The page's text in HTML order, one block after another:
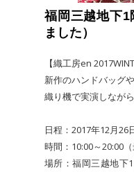
福岡三越地下1
ました）
【織工房en
新作のハンドバッグ
織り機で実演しなが
日程：2017年12月26
時間：10:00～20:00（
場所：福岡三越地